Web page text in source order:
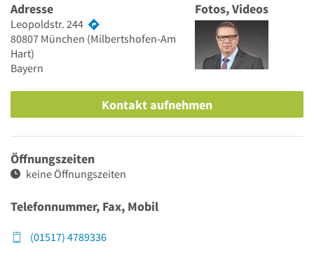
Adresse
Leopoldstr. 244
80807 München (Milbertshofen-Am
Hart)
Bayern
Fotos, Videos
Kontakt aufnehmen
Öffnungszeiten
keine Öffnungszeiten
Telefonnummer, Fax, Mobil
(01517) 4789336